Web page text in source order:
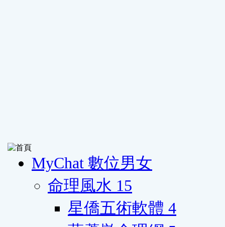
MyChat 數位男女
命理風水 15
星僑五術軟體 4